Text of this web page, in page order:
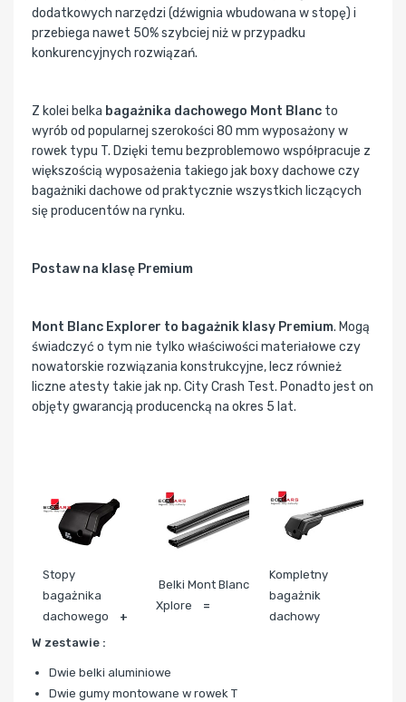
dodatkowych narzędzi (dźwignia wbudowana w stopę) i
przebiega nawet 50% szybciej niż w przypadku
konkurencyjnych rozwiązań.
Z kolei belka bagażnika dachowego Mont Blanc to
wyrób od popularnej szerokości 80 mm wyposażony w
rowek typu T. Dzięki temu bezproblemowo współpracuje z
większością wyposażenia takiego jak boxy dachowe czy
bagażniki dachowe od praktycznie wszystkich liczących
się producentów na rynku.
Postaw na klasę Premium
Mont Blanc Explorer to bagażnik klasy Premium. Mogą
świadczyć o tym nie tylko właściwości materiałowe czy
nowatorskie rozwiązania konstrukcyjne, lecz również
liczne atesty takie jak np. City Crash Test. Ponadto jest on
objęty gwarancją producencką na okres 5 lat.
Stopy
bagażnika
dachowego +
Belki Mont Blanc
Xplore =
Kompletny
bagażnik
dachowy
W zestawie :
Dwie belki aluminiowe
Dwie gumy montowane w rowek T